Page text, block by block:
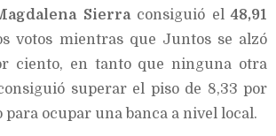
Sierraconsiguió el48,91
votos mientras que Juntos se alzó
ciento, en tanto que ninguna otra
superar el piso de 8,33 por
para ocupar una banca a nivel local.